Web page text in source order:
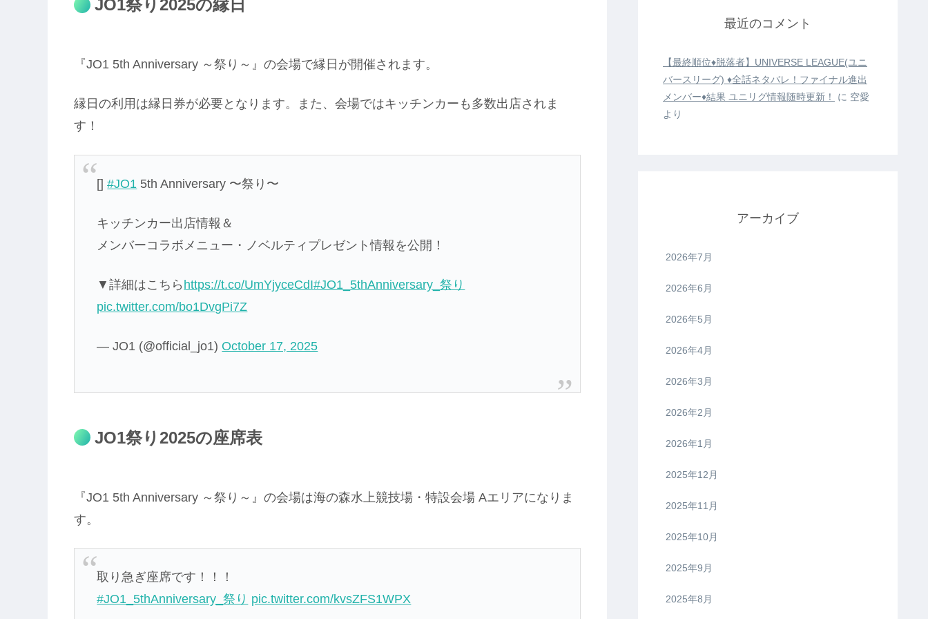
JO1祭り2025の縁日
『JO1 5th Anniversary ～祭り～』の会場で縁日が開催されます。
縁日の利用は縁日券が必要となります。また、会場ではキッチンカーも多数出店されま
す！
[]#JO1 5th Anniversary 〜祭り〜
キッチンカー出店情報＆
メンバーコラボメニュー・ノベルティプレゼント情報を公開！
▼詳細はこちら https://t.co/UmYjyceCdI#JO1_5thAnniversary_祭り
pic.twitter.com/bo1DvgPi7Z
— JO1 (@official_jo1)October 17, 2025
JO1祭り2025の座席表
『JO1 5th Anniversary ～祭り～』の会場は海の森水上競技場・特設会場 Aエリアになりま
す。
取り急ぎ座席です！！！
#JO1_5thAnniversary_祭り pic.twitter.com/kvsZFS1WPX
最近のコメント
【最終順位♦️脱落者】UNIVERSE LEAGUE(ユニ
バースリーグ) ♦️全話ネタバレ！ファイナル進出
メンバー♦️結果 ユニリグ情報随時更新！
に 空愛
より
アーカイブ
2026年7月
2026年6月
2026年5月
2026年4月
2026年3月
2026年2月
2026年1月
2025年12月
2025年11月
2025年10月
2025年9月
2025年8月